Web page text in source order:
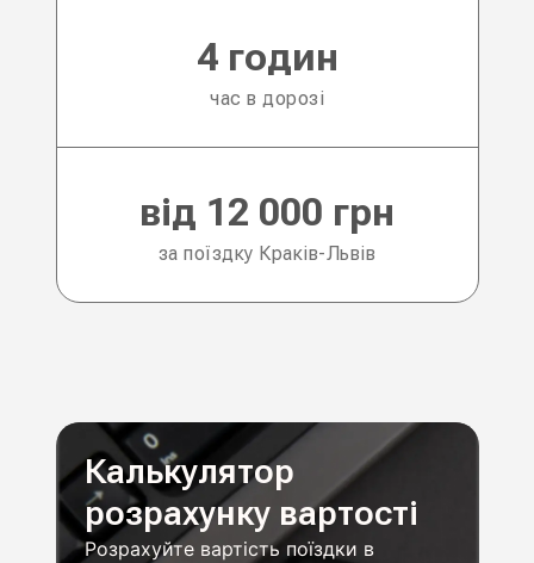
час в дорозі
4 годин
за поїздку Краків-Львів
від 12 000 грн
Калькулятор
розрахунку вартості
Розрахуйте вартість поїздки в